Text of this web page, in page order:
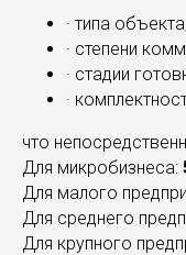
· типа объекта,
· степени
· стадии
·
что
Для микробизнеса:
Для малого
Для среднего
Для крупного